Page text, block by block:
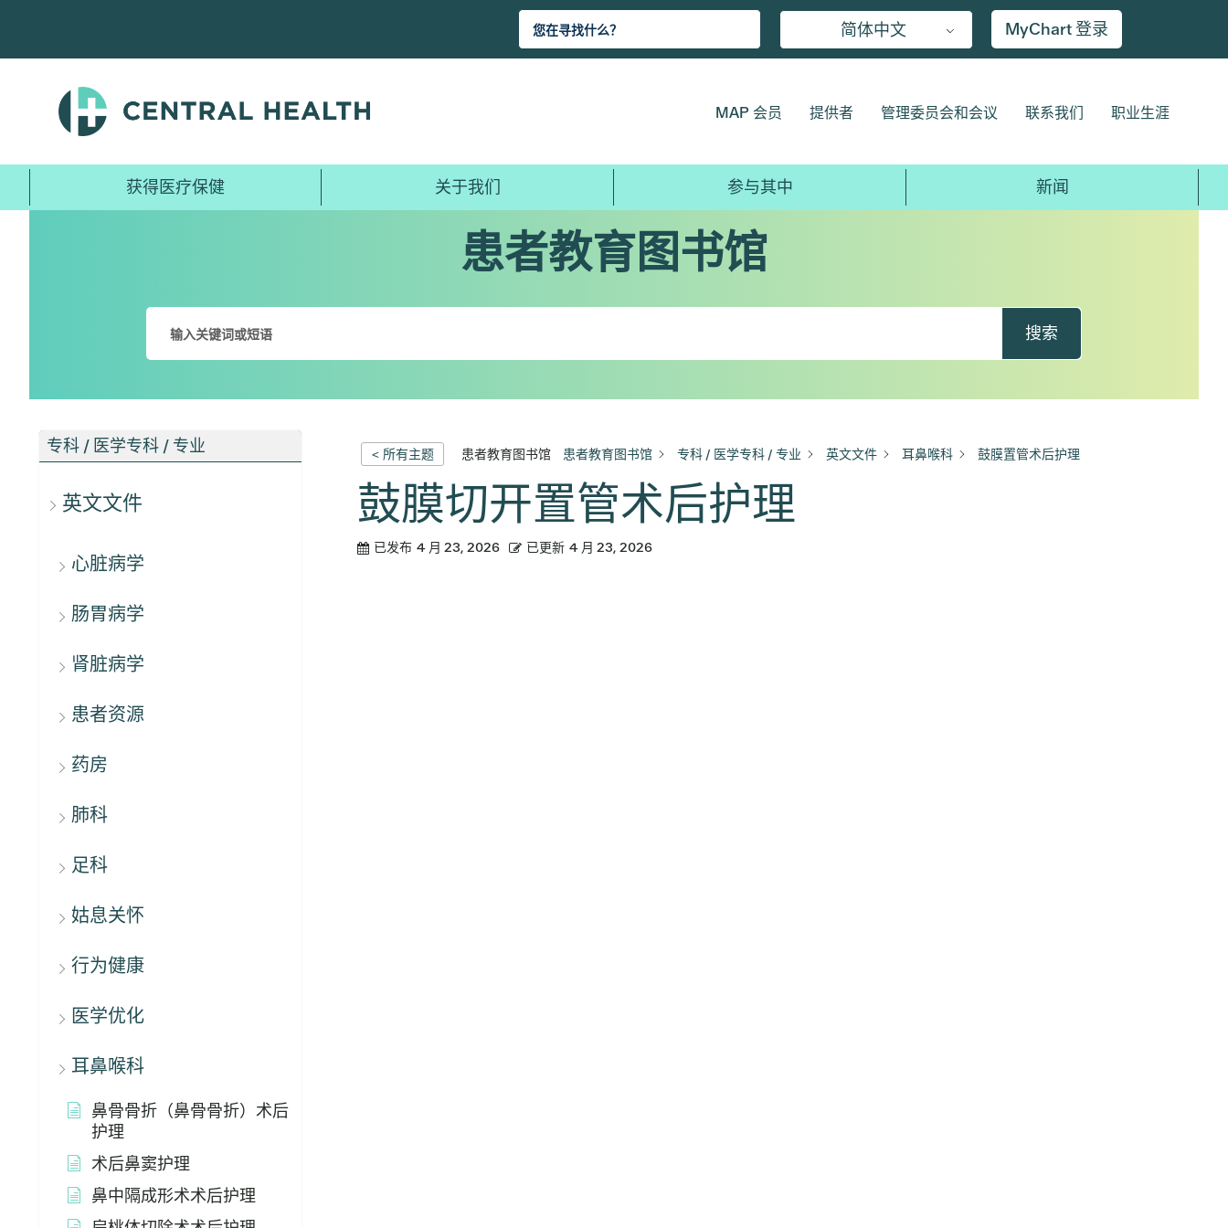
主
简体中文 MyChart 登录
MAP 会员 提供者 管理委员会和会议 联系我们 职业生涯
获得医疗保健 关于我们 参与其中 新闻
患者教育图书馆
搜索
专科 / 医学专科 / 专业
英文文件
心脏病学
肠胃病学
肾脏病学
患者资源
药房
肺科
足科
姑息关怀
行为健康
医学优化
耳鼻喉科
鼻骨骨折（鼻骨骨折）术后
护理
术后鼻窦护理
鼻中隔成形术术后护理
< 所有主题 患者教育图书馆 患者教育图书馆 专科 / 医学专科 / 专业 英文文件 耳鼻喉科 鼓膜置管术后护理
鼓膜切开置管术后护理
已发布 4 月 23, 2026 已更新 4 月 23, 2026